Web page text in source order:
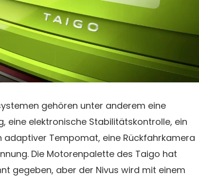
gehören unter anderem eine
eine elektronische Stabilitätskontrolle, ein
adaptiver Tempomat, eine Rückfahrkamera
Die Motorenpalette des Taigo hat
gegeben, aber der Nivus wird mit einem